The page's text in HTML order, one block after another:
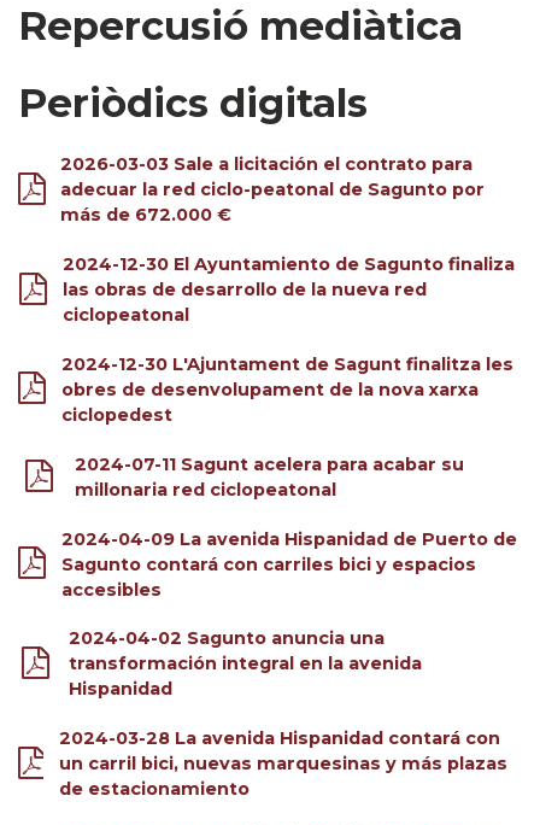
Repercusió mediàtica
Periòdics digitals
2026-03-03 Sale a licitación el contrato para
adecuar la red ciclo-peatonal de Sagunto por
más de 672.000 €
2024-12-30 El Ayuntamiento de Sagunto finaliza
las obras de desarrollo de la nueva red
ciclopeatonal
2024-12-30 L'Ajuntament de Sagunt finalitza les
obres de desenvolupament de la nova xarxa
ciclopedest
2024-07-11 Sagunt acelera para acabar su
millonaria red ciclopeatonal
2024-04-09 La avenida Hispanidad de Puerto de
Sagunto contará con carriles bici y espacios
accesibles
2024-04-02 Sagunto anuncia una
transformación integral en la avenida
Hispanidad
2024-03-28 La avenida Hispanidad contará con
un carril bici, nuevas marquesinas y más plazas
de estacionamiento